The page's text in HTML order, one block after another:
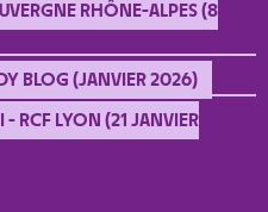
RHÔNE-ALPES (8
BLOG (JANVIER 2026)
RCF LYON (21 JANVIER